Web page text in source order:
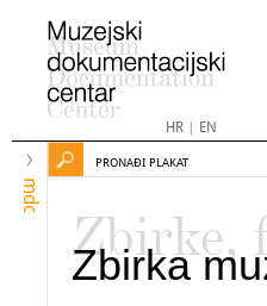
HR| EN
mdc
PRONAĐI PLAKAT
Zbirke,
Zbirka